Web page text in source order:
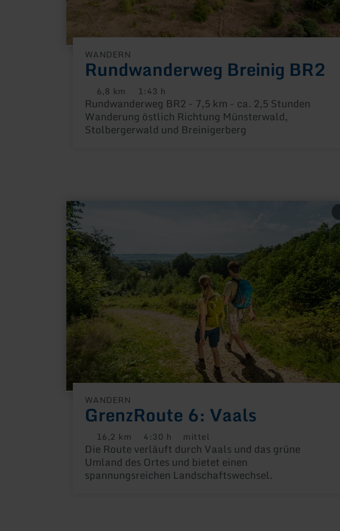
WANDERN
Rundwanderweg Breinig BR2
Distanz:
6,8 km Dauer:
1:43 h
Rundwanderweg BR2 - 7,5 km - ca. 2,5 Stunden
Wanderung östlich Richtung Münsterwald,
Stolbergerwald und Breinigerberg
WANDERN
GrenzRoute 6: Vaals
Distanz:
16,2 km Dauer:
4:30 h Anforderung:
mittel
Die Route verläuft durch Vaals und das grüne
Umland des Ortes und bietet einen
spannungsreichen Landschaftswechsel.
mehr
erfahren
zu:
GrenzRoute
6:
Vaals